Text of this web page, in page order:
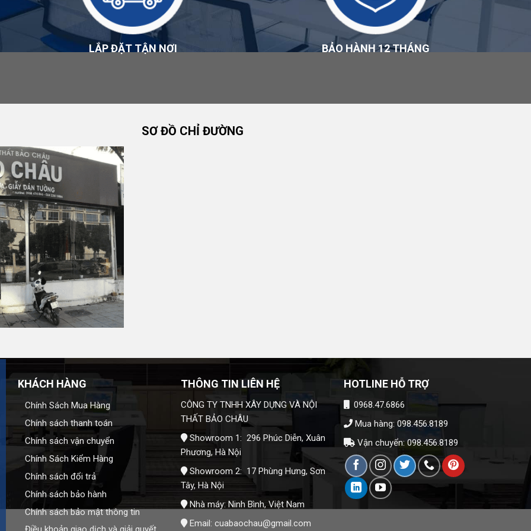
Châu thông báo cho khách hàng trước khi giao hàng.
hư hỏng, khách hàng cần thông báo ngay cho người
đồng thời chụp ảnh hoặc quay video tình trạng hàng
hàng.
nhận hàngđối với sản phẩm còn nguyên vẹn, chưa qua
ngoài, còn nguyên tem nhãn, bao bì, phụ kiện đi kèm và
áp dụng với sản phẩm đặt theo kích thước, thiết kế
sang sản phẩm cùng loại hoặc sản phẩm tương
hoặc tiền mặt tại cửa hàng, thời gian xử lý thường trong
đầy đủ điều kiện tạiChính sách đổi trả và hoàn tiền
dụng cho lỗi kỹ thuật, lỗi sản xuất thuộc trách nhiệm của
tác động ngoại lực, va đập, hóa chất, ngập nước vượt
lắp, sửa chữa sản phẩm.
cung cấp mã sản phẩm, mô tả tình trạng lỗi kèm hình
lý phù hợp. Chi tiết tại
Chính sách bảo hành.
LẮP ĐẶT TẬN NƠI BẢO HÀNH 12 THÁNG
SƠ ĐỒ CHỈ ĐƯỜNG
KHÁCH HÀNG
Chính Sách Mua Hàng
Chính sách thanh toán
Chính sách vận chuyển
Chính Sách Kiểm Hàng
Chính sách đổi trả
Chính sách bảo hành
Chính sách bảo mật thông tin
THÔNG TIN LIÊN HỆ
CÔNG TY TNHH XÂY DỰNG VÀ NỘI
THẤT BẢO CHÂU
Showroom 1: 296 Phúc Diễn, Xuân
Phương, Hà Nội
Showroom 2: 17 Phùng Hưng, Sơn
Tây, Hà Nội
Nhà máy: Ninh Bình, Việt Nam
Email: cuabaochau@gmail.com
HOTLINE HỖ TRỢ
0968.47.6866
Mua hàng: 098.456.8189
Vận chuyển: 098.456.8189